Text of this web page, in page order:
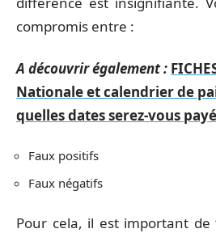
compromis entre :
A découvrir également :
Nationale et calendrier de
quelles dates serez-vous
Faux positifs
Faux négatifs
Pour cela, il est important de